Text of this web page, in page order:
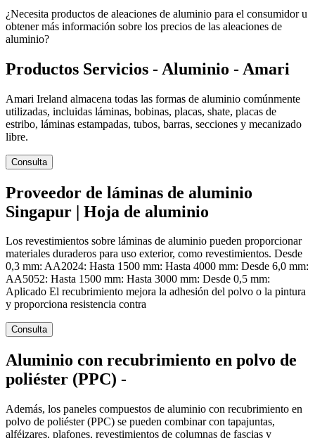
¿Necesita productos de aleaciones de aluminio para el consumidor u
obtener más información sobre los precios de las aleaciones de
aluminio?
Productos Servicios - Aluminio - Amari
Amari Ireland almacena todas las formas de aluminio comúnmente
utilizadas, incluidas láminas, bobinas, placas, shate, placas de
estribo, láminas estampadas, tubos, barras, secciones y mecanizado
libre.
Consulta
Proveedor de láminas de aluminio
Singapur | Hoja de aluminio
Los revestimientos sobre láminas de aluminio pueden proporcionar
materiales duraderos para uso exterior, como revestimientos. Desde
0,3 mm: AA2024: Hasta 1500 mm: Hasta 4000 mm: Desde 6,0 mm:
AA5052: Hasta 1500 mm: Hasta 3000 mm: Desde 0,5 mm:
Aplicado El recubrimiento mejora la adhesión del polvo o la pintura
y proporciona resistencia contra
Consulta
Aluminio con recubrimiento en polvo de
poliéster (PPC) -
Además, los paneles compuestos de aluminio con recubrimiento en
polvo de poliéster (PPC) se pueden combinar con tapajuntas,
alféizares, plafones, revestimientos de columnas de fascias y